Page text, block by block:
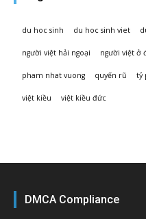
du hoc sinh du hoc sinh viet
người việt hải ngoại người việt ở
pham nhat vuong quyến rũ tỷ
việt kiều việt kiều đức
DMCA Compliance